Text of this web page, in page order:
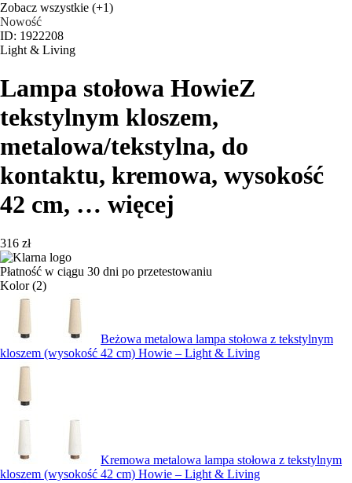
Zobacz wszystkie (+1)
Nowość
ID: 1922208
Light & Living
Lampa stołowa HowieZ
tekstylnym kloszem,
metalowa/tekstylna, do
kontaktu, kremowa, wysokość
42 cm, … więcej
316 zł
Płatność w ciągu 30 dni po przetestowaniu
Kolor (2)
Beżowa metalowa lampa stołowa z tekstylnym
kloszem (wysokość 42 cm) Howie – Light & Living
Kremowa metalowa lampa stołowa z tekstylnym
kloszem (wysokość 42 cm) Howie – Light & Living